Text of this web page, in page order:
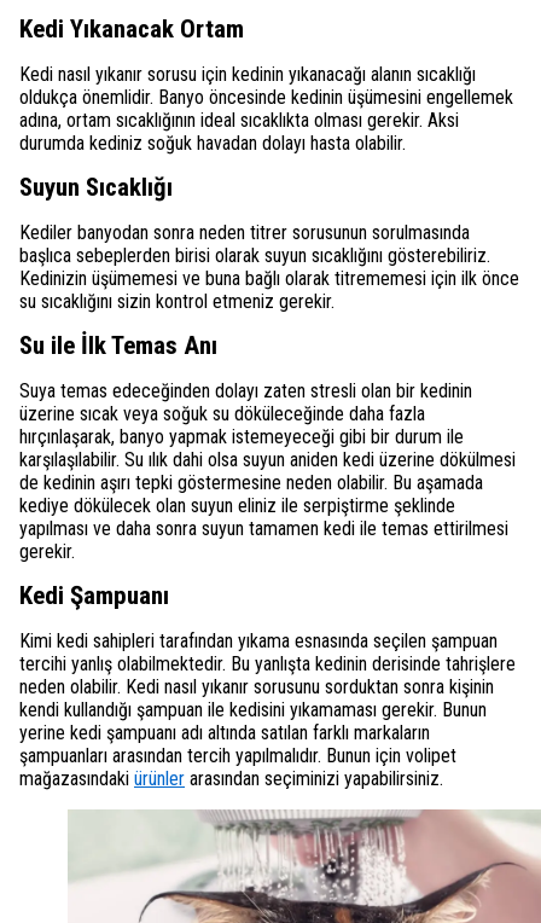
Kedi Yıkanacak Ortam
Kedi nasıl yıkanır sorusu için kedinin yıkanacağı alanın sıcaklığı
oldukça önemlidir. Banyo öncesinde kedinin üşümesini engellemek
adına, ortam sıcaklığının ideal sıcaklıkta olması gerekir. Aksi
durumda kediniz soğuk havadan dolayı hasta olabilir.
Suyun Sıcaklığı
Kediler banyodan sonra neden titrer sorusunun sorulmasında
başlıca sebeplerden birisi olarak suyun sıcaklığını gösterebiliriz.
Kedinizin üşümemesi ve buna bağlı olarak titrememesi için ilk önce
su sıcaklığını sizin kontrol etmeniz gerekir.
Su ile İlk Temas Anı
Suya temas edeceğinden dolayı zaten stresli olan bir kedinin
üzerine sıcak veya soğuk su döküleceğinde daha fazla
hırçınlaşarak, banyo yapmak istemeyeceği gibi bir durum ile
karşılaşılabilir. Su ılık dahi olsa suyun aniden kedi üzerine dökülmesi
de kedinin aşırı tepki göstermesine neden olabilir. Bu aşamada
kediye dökülecek olan suyun eliniz ile serpiştirme şeklinde
yapılması ve daha sonra suyun tamamen kedi ile temas ettirilmesi
gerekir.
Kedi Şampuanı
Kimi kedi sahipleri tarafından yıkama esnasında seçilen şampuan
tercihi yanlış olabilmektedir. Bu yanlışta kedinin derisinde tahrişlere
neden olabilir. Kedi nasıl yıkanır sorusunu sorduktan sonra kişinin
kendi kullandığı şampuan ile kedisini yıkamaması gerekir. Bunun
yerine kedi şampuanı adı altında satılan farklı markaların
şampuanları arasından tercih yapılmalıdır. Bunun için volipet
mağazasındaki ürünler arasından seçiminizi yapabilirsiniz.